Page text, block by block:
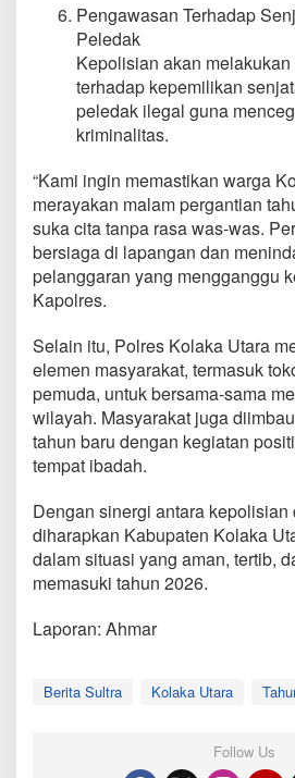
Pengawasan Terhadap
Peledak
Kepolisian akan
terhadap kepemilikan
peledak ilegal guna
kriminalitas.
“Kami ingin memastikan warga
merayakan malam pergantian
suka cita tanpa rasa was-was.
bersiaga di lapangan dan
pelanggaran yang mengganggu
Kapolres.
Selain itu, Polres Kolaka Utara
elemen masyarakat, termasuk
pemuda, untuk bersama-sama
wilayah. Masyarakat juga
tahun baru dengan kegiatan
tempat ibadah.
Dengan sinergi antara kepolisian
diharapkan Kabupaten Kolaka
dalam situasi yang aman, tertib,
memasuki tahun 2026.
Laporan: Ahmar
Berita Sultra Kolaka Utara
Follow Us